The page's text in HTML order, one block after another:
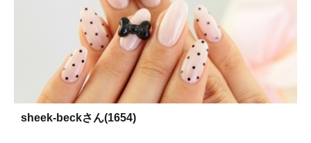
sheek-beckさん(1654)